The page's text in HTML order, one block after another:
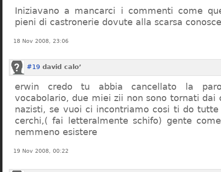
Iniziavano a mancarci i commenti come
pieni di castronerie dovute alla scarsa
18 Nov 2008, 23:06
#19 david calo’
erwin credo tu abbia cancellato la
vocabolario, due miei zii non sono tornati dai
nazisti, se vuoi ci incontriamo cosi ti do tutte
cerchi,( fai letteralmente schifo) gente
nemmeno esistere
19 Nov 2008, 00:22